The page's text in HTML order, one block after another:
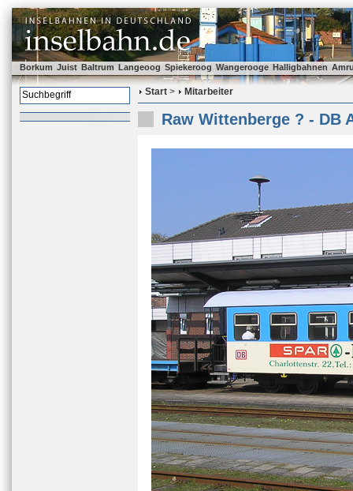
Borkum Juist Baltrum Langeoog Spiekeroog Wangerooge Halligbahnen
Start > Mitarbeiter
Raw Wittenberge ? - DB